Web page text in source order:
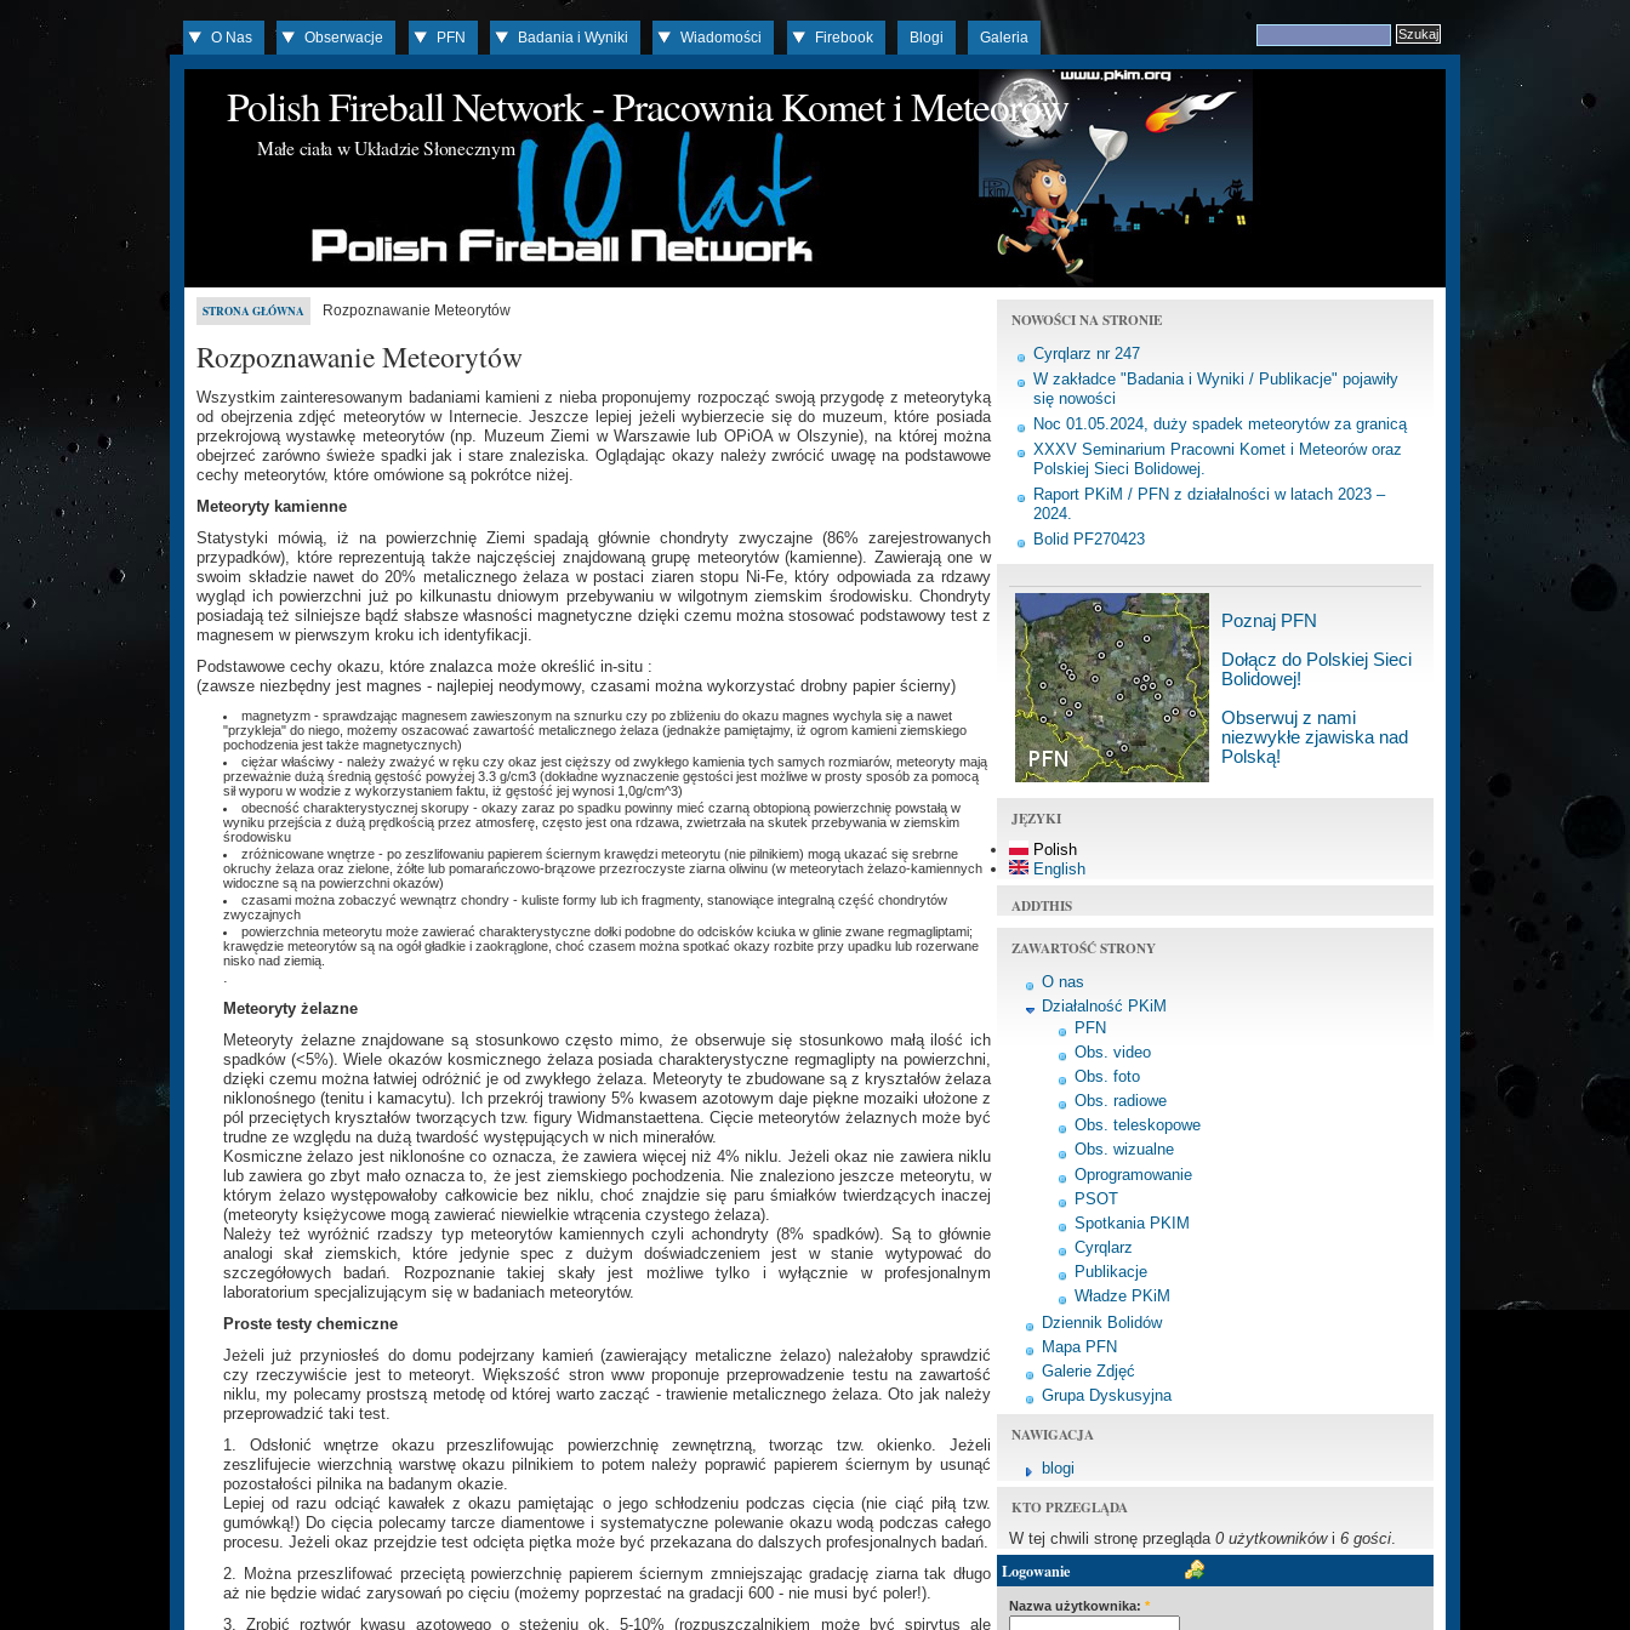
O Nas Obserwacje PFN Badania i Wyniki Wiadomości Firebook Blogi Galeria
Polish Fireball Network - Pracownia Komet i Meteorów
Małe ciała w Układzie Słonecznym
STRONA GŁÓWNA Rozpoznawanie Meteorytów
Rozpoznawanie Meteorytów
Wszystkim zainteresowanym badaniami kamieni z nieba proponujemy rozpocząć swoją przygodę z meteorytyką
od obejrzenia zdjęć meteorytów w Internecie. Jeszcze lepiej jeżeli wybierzecie się do muzeum, które posiada
przekrojową wystawkę meteorytów (np. Muzeum Ziemi w Warszawie lub OPiOA w Olszynie), na której można
obejrzeć zarówno świeże spadki jak i stare znaleziska. Oglądając okazy należy zwrócić uwagę na podstawowe
cechy meteorytów, które omówione są pokrótce niżej.
Meteoryty kamienne
Statystyki mówią, iż na powierzchnię Ziemi spadają głównie chondryty zwyczajne (86% zarejestrowanych
przypadków), które reprezentują także najczęściej znajdowaną grupę meteorytów (kamienne). Zawierają one w
swoim składzie nawet do 20% metalicznego żelaza w postaci ziaren stopu Ni-Fe, który odpowiada za rdzawy
wygląd ich powierzchni już po kilkunastu dniowym przebywaniu w wilgotnym ziemskim środowisku. Chondryty
posiadają też silniejsze bądź słabsze własności magnetyczne dzięki czemu można stosować podstawowy test z
magnesem w pierwszym kroku ich identyfikacji.
Podstawowe cechy okazu, które znalazca może określić in-situ :
(zawsze niezbędny jest magnes - najlepiej neodymowy, czasami można wykorzystać drobny papier ścierny)
magnetyzm - sprawdzając magnesem zawieszonym na sznurku czy po zbliżeniu do okazu magnes wychyla się a nawet
"przykleja" do niego, możemy oszacować zawartość metalicznego żelaza (jednakże pamiętajmy, iż ogrom kamieni ziemskiego
pochodzenia jest także magnetycznych)
ciężar właściwy - należy zważyć w ręku czy okaz jest cięższy od zwykłego kamienia tych samych rozmiarów, meteoryty mają
przeważnie dużą średnią gęstość powyżej 3.3 g/cm3 (dokładne wyznaczenie gęstości jest możliwe w prosty sposób za pomocą
sił wyporu w wodzie z wykorzystaniem faktu, iż gęstość jej wynosi 1,0g/cm^3)
obecność charakterystycznej skorupy - okazy zaraz po spadku powinny mieć czarną obtopioną powierzchnię powstałą w
wyniku przejścia z dużą prędkością przez atmosferę, często jest ona rdzawa, zwietrzała na skutek przebywania w ziemskim
środowisku
zróżnicowane wnętrze - po zeszlifowaniu papierem ściernym krawędzi meteorytu (nie pilnikiem) mogą ukazać się srebrne
okruchy żelaza oraz zielone, żółte lub pomarańczowo-brązowe przezroczyste ziarna oliwinu (w meteorytach żelazo-kamiennych
widoczne są na powierzchni okazów)
czasami można zobaczyć wewnątrz chondry - kuliste formy lub ich fragmenty, stanowiące integralną część chondrytów
zwyczajnych
powierzchnia meteorytu może zawierać charakterystyczne dołki podobne do odcisków kciuka w glinie zwane regmagliptami;
krawędzie meteorytów są na ogół gładkie i zaokrąglone, choć czasem można spotkać okazy rozbite przy upadku lub rozerwane
nisko nad ziemią.
.
Meteoryty żelazne
Meteoryty żelazne znajdowane są stosunkowo często mimo, że obserwuje się stosunkowo małą ilość ich
spadków (<5%). Wiele okazów kosmicznego żelaza posiada charakterystyczne regmaglipty na powierzchni,
dzięki czemu można łatwiej odróżnić je od zwykłego żelaza. Meteoryty te zbudowane są z kryształów żelaza
niklonośnego (tenitu i kamacytu). Ich przekrój trawiony 5% kwasem azotowym daje piękne mozaiki ułożone z
pól przeciętych kryształów tworzących tzw. figury Widmanstaettena. Cięcie meteorytów żelaznych może być
trudne ze względu na dużą twardość występujących w nich minerałów.
Kosmiczne żelazo jest niklonośne co oznacza, że zawiera więcej niż 4% niklu. Jeżeli okaz nie zawiera niklu
lub zawiera go zbyt mało oznacza to, że jest ziemskiego pochodzenia. Nie znaleziono jeszcze meteorytu, w
którym żelazo występowałoby całkowicie bez niklu, choć znajdzie się paru śmiałków twierdzących inaczej
(meteoryty księżycowe mogą zawierać niewielkie wtrącenia czystego żelaza).
Należy też wyróżnić rzadszy typ meteorytów kamiennych czyli achondryty (8% spadków). Są to głównie
analogi skał ziemskich, które jedynie spec z dużym doświadczeniem jest w stanie wytypować do
szczegółowych badań. Rozpoznanie takiej skały jest możliwe tylko i wyłącznie w profesjonalnym
laboratorium specjalizującym się w badaniach meteorytów.
Proste testy chemiczne
Jeżeli już przyniosłeś do domu podejrzany kamień (zawierający metaliczne żelazo) należałoby sprawdzić
czy rzeczywiście jest to meteoryt. Większość stron www proponuje przeprowadzenie testu na zawartość
niklu, my polecamy prostszą metodę od której warto zacząć - trawienie metalicznego żelaza. Oto jak należy
przeprowadzić taki test.
1. Odsłonić wnętrze okazu przeszlifowując powierzchnię zewnętrzną, tworząc tzw. okienko. Jeżeli
zeszlifujecie wierzchnią warstwę okazu pilnikiem to potem należy poprawić papierem ściernym by usunąć
pozostałości pilnika na badanym okazie.
Lepiej od razu odciąć kawałek z okazu pamiętając o jego schłodzeniu podczas cięcia (nie ciąć piłą tzw.
gumówką!) Do cięcia polecamy tarcze diamentowe i systematyczne polewanie okazu wodą podczas całego
procesu. Jeżeli okaz przejdzie test odcięta piętka może być przekazana do dalszych profesjonalnych badań.
2. Można przeszlifować przeciętą powierzchnię papierem ściernym zmniejszając gradację ziarna tak długo
aż nie będzie widać zarysowań po cięciu (możemy poprzestać na gradacji 600 - nie musi być poler!).
3. Zrobić roztwór kwasu azotowego o stężeniu ok. 5-10% (rozpuszczalnikiem może być spirytus ale
NOWOŚCI NA STRONIE
Cyrqlarz nr 247
W zakładce "Badania i Wyniki / Publikacje" pojawiły
się nowości
Noc 01.05.2024, duży spadek meteorytów za granicą
XXXV Seminarium Pracowni Komet i Meteorów oraz
Polskiej Sieci Bolidowej.
Raport PKiM / PFN z działalności w latach 2023 –
2024.
Bolid PF270423
Poznaj PFN
Dołącz do Polskiej Sieci
Bolidowej!
Obserwuj z nami
niezwykłe zjawiska nad
Polską!
JĘZYKI
Polish
English
ADDTHIS
ZAWARTOŚĆ STRONY
O nas
Działalność PKiM
PFN
Obs. video
Obs. foto
Obs. radiowe
Obs. teleskopowe
Obs. wizualne
Oprogramowanie
PSOT
Spotkania PKIM
Cyrqlarz
Publikacje
Władze PKiM
Dziennik Bolidów
Mapa PFN
Galerie Zdjęć
Grupa Dyskusyjna
NAWIGACJA
blogi
KTO PRZEGLĄDA
W tej chwili stronę przegląda 0 użytkownikówi 6 gości
Logowanie
Nazwa użytkownika: *